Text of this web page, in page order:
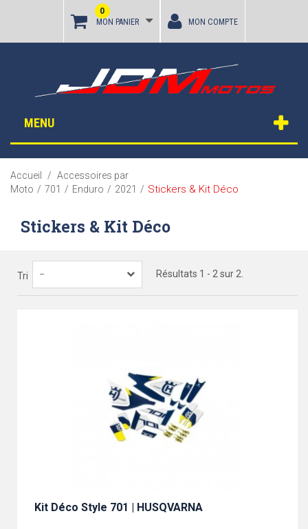
MON PANIER
0
MON COMPTE
MENU
Accueil / Accessoires par
Moto / 701 / Enduro / 2021 / Stickers & Kit Déco
Stickers & Kit Déco
Tri -- Résultats 1 - 2 sur 2.
Kit Déco Style 701 | HUSQVARNA